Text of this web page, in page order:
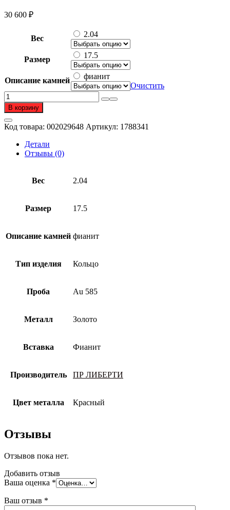
30 600 ₽
Вес 2.04
Размер 17.5
Описание камней
фианит
Очистить
Количество
товара
Кольцо
из
золота
пробы
В корзину
Код товара: 002029648 Артикул: 1788341
Детали
Отзывы (0)
Вес 2.04
Размер 17.5
Описание камней фианит
Тип изделия Кольцо
Проба Au 585
Металл Золото
Вставка Фианит
Производитель ПР ЛИБЕРТИ
Цвет металла Красный
Отзывы
Отзывов пока нет.
Добавить отзыв
Ваша оценка *
Ваш отзыв *